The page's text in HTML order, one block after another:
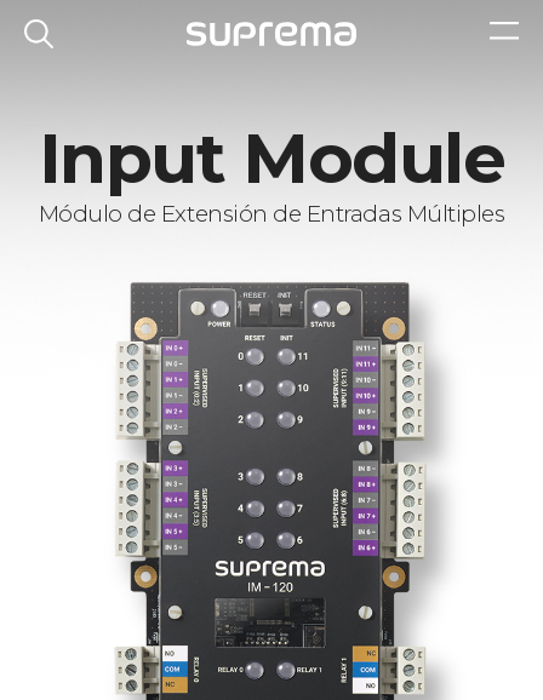
Input Module
Módulo de Extensión de Entradas Múltiples